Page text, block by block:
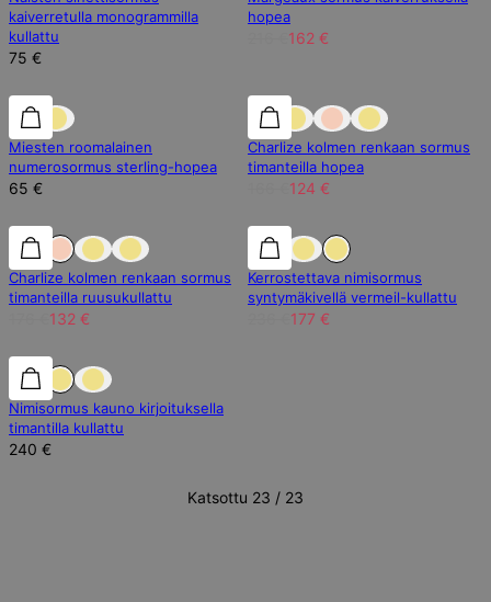
kaiverretulla monogrammilla
kullattu
75 €
hopea
162 €
Miesten roomalainen
numerosormus sterling-hopea
65 €
25% alennus
Charlize kolmen renkaan sormus
timanteilla hopea
124 €
25% alennus 25% alennus
Charlize kolmen renkaan sormus
timanteilla ruusukullattu
132 €
25% alennus
Kerrostettava nimisormus
syntymäkivellä vermeil-kullattu
177 €
Lab Timantti
Nimisormus kauno kirjoituksella
timantilla kullattu
240 €
Katsottu 23 / 23